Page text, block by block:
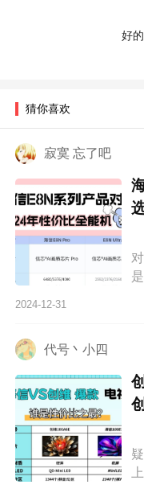
好
猜你喜欢
寂寞 忘了吧
2024-12-31
代号丶小四